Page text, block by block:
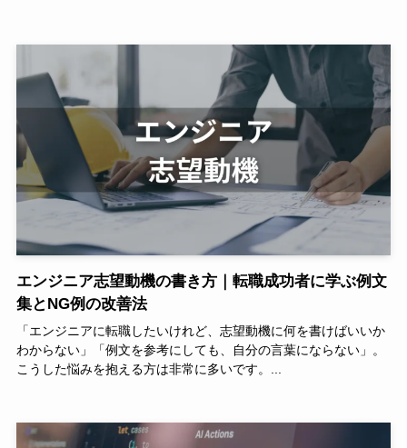
エンジニア志望動機の書き方｜転職成功者に学ぶ例文
集とNG例の改善法
「エンジニアに転職したいけれど、志望動機に何を書けばいいか
わからない」「例文を参考にしても、自分の言葉にならない」。
こうした悩みを抱える方は非常に多いです。...